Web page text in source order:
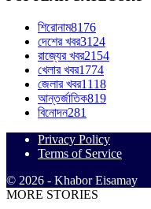
শিরোনাম8176
দেশের খবর3124
রাজ্যের খবর2154
খেলার খবর1774
জেলার খবর1118
আন্তর্জাতিক819
বিনোদন281
Privacy Policy
Terms of Service
© 2026 - Khabor Eisamay
MORE STORIES